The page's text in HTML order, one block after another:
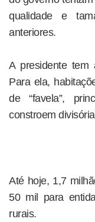
qualidade e
anteriores.
A presidente tem
Para ela,
de “favela”,
constroem
Até hoje, 1,7
50 mil para
rurais.